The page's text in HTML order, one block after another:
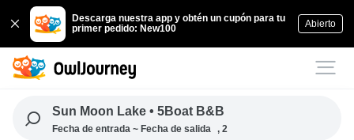
Descarga nuestra app y obtén un cupón para tu
primer pedido: New100
Abierto
Sun Moon Lake • 5Boat B&B
Fecha de entrada ~ Fecha de salida , 2